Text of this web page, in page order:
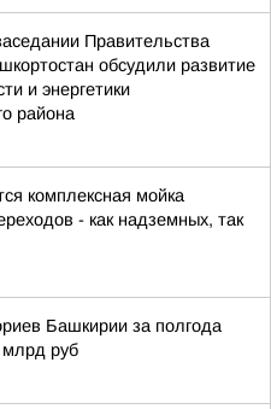
Правительства
обсудили развитие
и энергетики
района
комплексная мойка
- как надземных, так
Башкирии за полгода
руб